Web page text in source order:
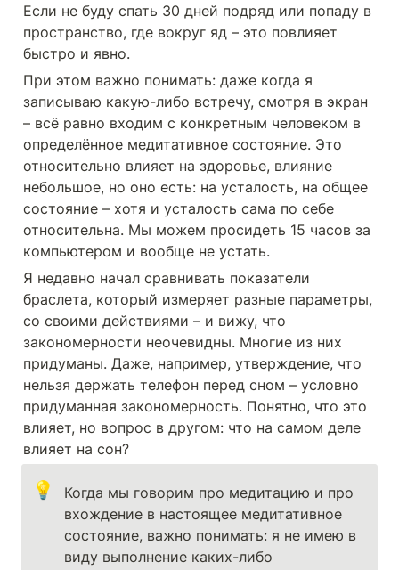
Если не буду спать 30 дней подряд или попаду в
пространство, где вокруг яд – это повлияет
быстро и явно.
При этом важно понимать: даже когда я
записываю какую-либо встречу, смотря в экран
– всё равно входим с конкретным человеком в
определённое медитативное состояние. Это
относительно влияет на здоровье, влияние
небольшое, но оно есть: на усталость, на общее
состояние – хотя и усталость сама по себе
относительна. Мы можем просидеть 15 часов за
компьютером и вообще не устать.
Я недавно начал сравнивать показатели
браслета, который измеряет разные параметры,
со своими действиями – и вижу, что
закономерности неочевидны. Многие из них
придуманы. Даже, например, утверждение, что
нельзя держать телефон перед сном – условно
придуманная закономерность. Понятно, что это
влияет, но вопрос в другом: что на самом деле
влияет на сон?
💡
Когда мы говорим про медитацию и про
вхождение в настоящее медитативное
состояние, важно понимать: я не имею в
виду выполнение каких-либо